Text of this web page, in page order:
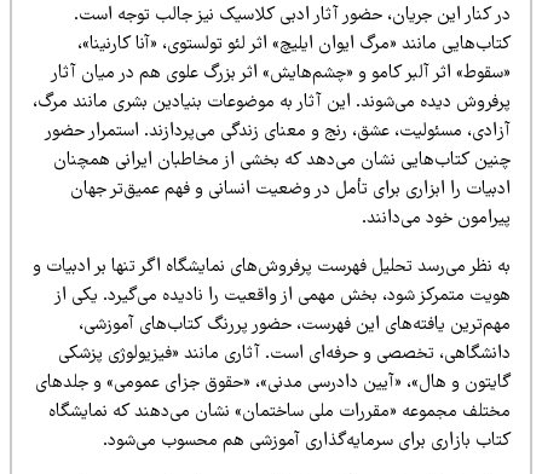
کنار این جریان، حضور آثار ادبی کلاسیک نیز جالب توجه است.
مانند «مرگ ایوان ایلیچ» اثر لئو تولستوی، «آنا کارنینا»،
اثر آلبر کامو و «چشم‌هایش» اثر بزرگ علوی هم در میان آثار
دیده می‌شوند. این آثار به موضوعات بنیادین بشری مانند مرگ،
مسئولیت، عشق، رنج و معنای زندگی می‌پردازند. استمرار حضور
کتاب‌هایی نشان می‌دهد که بخشی از مخاطبان ایرانی همچنان
را ابزاری برای تأمل در وضعیت انسانی و فهم عمیق‌تر جهان
خود می‌دانند.
نظر می‌رسد تحلیل فهرست پرفروش‌های نمایشگاه اگر تنها بر ادبیات و
متمرکز شود، بخش مهمی از واقعیت را نادیده می‌گیرد. یکی از
یافته‌های این فهرست، حضور پررنگ کتاب‌های آموزشی،
تخصصی و حرفه‌ای است. آثاری مانند «فیزیولوژی پزشکی
و هال»، «آیین دادرسی مدنی»، «حقوق جزای عمومی» و جلدهای
مجموعه «مقررات ملی ساختمان» نشان می‌دهند که نمایشگاه
بازاری برای سرمایه‌گذاری آموزشی هم محسوب می‌شود.